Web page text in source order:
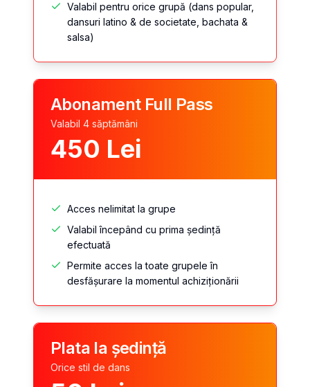
Valabil pentru orice grupă (dans popular,
dansuri latino & de societate, bachata &
salsa)
Abonament Full Pass
Valabil 4 săptămâni
450 Lei
Acces nelimitat la grupe
Valabil începând cu prima ședință
efectuată
Permite acces la toate grupele în
desfășurare la momentul achiziționării
Plata la ședință
Orice stil de dans